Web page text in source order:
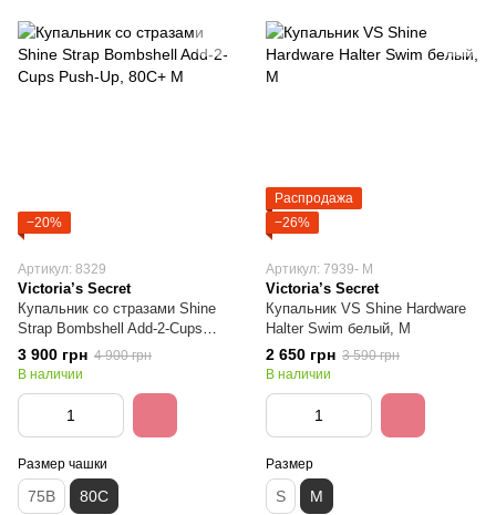
−20%
Артикул: 8329
Victoria’s Secret
Купальник со стразами Shine
Strap Bombshell Add-2-Cups
Push-Up, 80C+ M
3 900 грн 4 900 грн
В наличии
Размер чашки
75B 80C
Распродажа
−26%
Артикул: 7939- M
Victoria’s Secret
Купальник VS Shine Hardware
Halter Swim белый, M
2 650 грн 3 590 грн
В наличии
Размер
S M